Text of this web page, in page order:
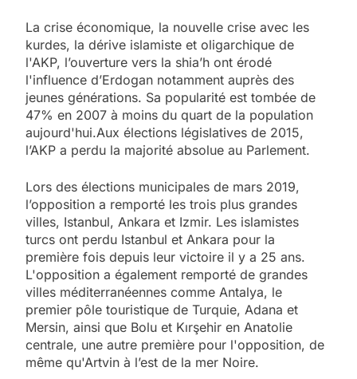
La crise économique, la nouvelle crise avec les
kurdes, la dérive islamiste et oligarchique de
l'AKP, l’ouverture vers la shia’h ont érodé
l'influence d’Erdogan notamment auprès des
jeunes générations. Sa popularité est tombée de
47% en 2007 à moins du quart de la population
aujourd'hui.Aux élections législatives de 2015,
l’AKP a perdu la majorité absolue au Parlement.
Lors des élections municipales de mars 2019,
l’opposition a remporté les trois plus grandes
villes, Istanbul, Ankara et Izmir. Les islamistes
turcs ont perdu Istanbul et Ankara pour la
première fois depuis leur victoire il y a 25 ans.
L'opposition a également remporté de grandes
villes méditerranéennes comme Antalya, le
premier pôle touristique de Turquie, Adana et
Mersin, ainsi que Bolu et Kırşehir en Anatolie
centrale, une autre première pour l'opposition, de
même qu'Artvin à l’est de la mer Noire.